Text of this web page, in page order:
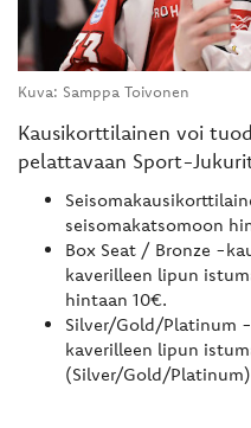
Kuva: Samppa Toivonen
Kausikorttilainen voi
pelattavaan Sport-
seisomakatsomoon
Box Seat / Bronze -
kaverilleen lipun
hintaan 10€.
Silver/Gold/Platinum
kaverilleen lipun
(Silver/Gold/